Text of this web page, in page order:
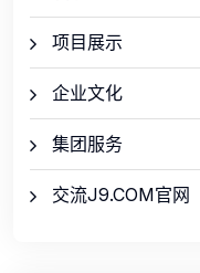
项目展示
企业文化
集团服务
交流J9.COM官网